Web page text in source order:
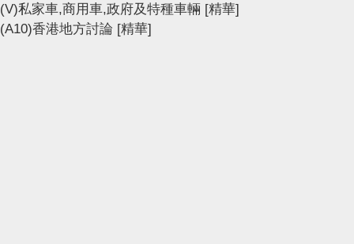
(V)私家車,商用車,政府及特種車輛 [精華]
(A10)香港地方討論 [精華]